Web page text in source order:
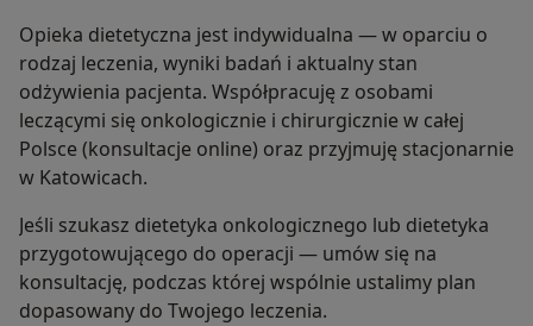
Opieka dietetyczna jest indywidualna — w oparciu o
rodzaj leczenia, wyniki badań i aktualny stan
odżywienia pacjenta. Współpracuję z osobami
leczącymi się onkologicznie i chirurgicznie w całej
Polsce (konsultacje online) oraz przyjmuję stacjonarnie
w Katowicach.
Jeśli szukasz dietetyka onkologicznego lub dietetyka
przygotowującego do operacji — umów się na
konsultację, podczas której wspólnie ustalimy plan
dopasowany do Twojego leczenia.